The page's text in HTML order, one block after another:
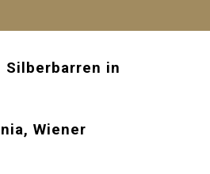
Silberbarren in
Wiener